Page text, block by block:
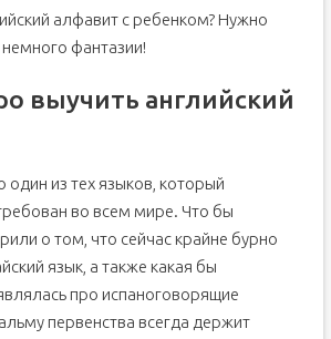
алфавит с ребенком? Нужно
фантазии!
выучить английский
один из тех языков, который
во всем мире. Что бы
о том, что сейчас крайне бурно
язык, а также какая бы
про испаноговорящие
первенства всегда держит